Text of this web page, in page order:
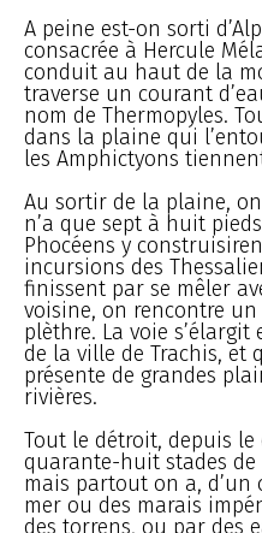
A peine est-on sorti
consacrée à Hercule
conduit au haut de la
traverse un courant
nom de Thermopyles.
dans la plaine qui
les Amphictyons
Au sortir de la plaine,
n’a que sept à huit
Phocéens y
incursions des
finissent par se mêler
voisine, on rencontre
plèthre. La voie
de la ville de Trachis, et
présente de grandes
rivières.
Tout le détroit, depuis
quarante-huit stades de
mais partout on a, d’un
mer ou des marais
des torrens, ou par des